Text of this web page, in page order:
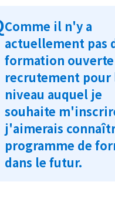
(Hellowork) local.
sur le site de formation ou
Comme il n'y a
actuellement pas
formation ouverte
recrutement pour
niveau auquel je
souhaite
j'aimerais
programme de
dans le futur.